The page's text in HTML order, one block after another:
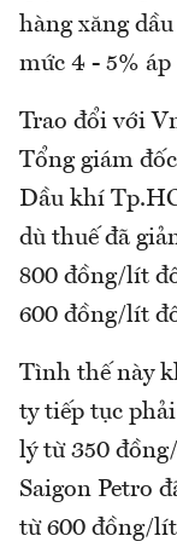
hàng xăng
mức 4 - 5%
Trao đổi với
Tổng giám
Dầu khí
dù thuế đã
800 đồng/lít
600 đồng/lít
Tình thế này
ty tiếp tục
lý từ 350
Saigon Petro
từ 600 đồng/